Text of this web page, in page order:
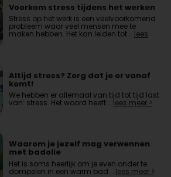
Voorkom stress tijdens het werken
Stress op het werk is een veelvoorkomend
probleem waar veel mensen mee te
maken hebben. Het kan leiden tot … lees
Altijd stress? Zorg dat je er vanaf
komt!
We hebben er allemaal van tijd tot tijd last
van: stress. Het woord heeft …lees meer >
Waarom je jezelf mag verwennen
met badolie
Het is soms heerlijk om je even onder te
dompelen in een warm bad … lees meer >